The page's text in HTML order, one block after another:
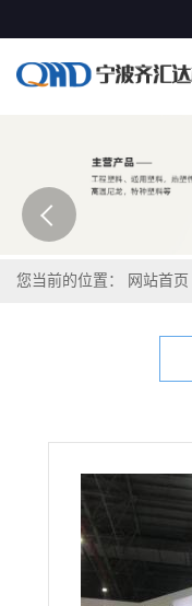
您当前的位置： 网站首页